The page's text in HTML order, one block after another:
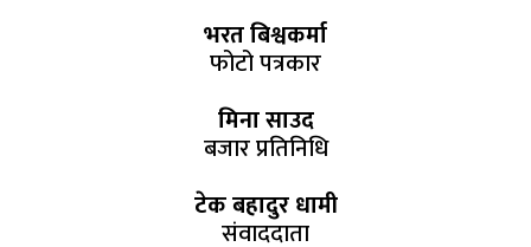
भरत बिश्वकर्मा
फोटो पत्रकार
मिना साउद
बजार प्रतिनिधि
टेक बहादुर धामी
संवाददाता